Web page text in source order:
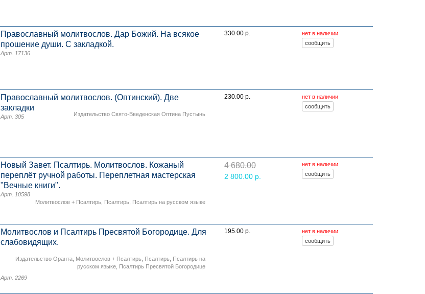
Православный молитвослов. Дар Божий. На всякое
прошение души. С закладкой.
Арт. 17136
330.00 р. нет в наличии
Православный молитвослов. (Оптинский). Две
закладки
Издательство Свято-Введенская Оптина Пустынь
Арт. 305
230.00 р. нет в наличии
Новый Завет. Псалтирь. Молитвослов. Кожаный
переплёт ручной работы. Переплетная мастерская
"Вечные книги".
Молитвослов + Псалтирь Псалтирь Псалтирь на русском языке
Арт. 10598
4 680.00
2 800.00 р.
нет в наличии
Молитвослов и Псалтирь Пресвятой Богородице. Для
слабовидящих.
Издательство Оранта Молитвослов + Псалтирь Псалтирь Псалтирь на
русском языке Псалтирь Пресвятой Богородице
Арт. 2269
195.00 р. нет в наличии